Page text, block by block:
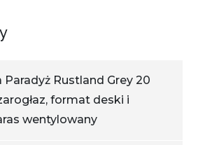
Paradyż Rustland Grey 20
format deski i
wentylowany